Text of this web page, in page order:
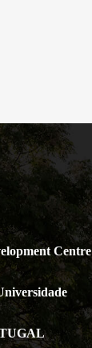
Centre